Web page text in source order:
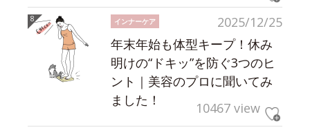
2025/12/25
インナーケア
年末年始も体型キープ！休み
明けの“ドキッ”を防ぐ3つのヒ
ント｜美容のプロに聞いてみ
ました！
10467 view